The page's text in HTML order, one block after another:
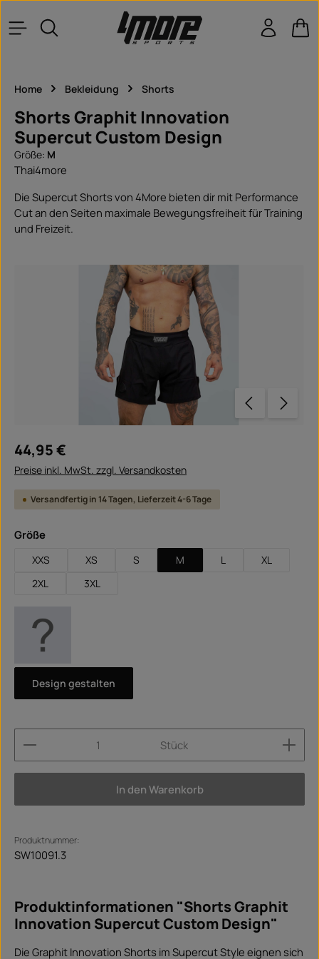
Zum Hauptinhalt springen
Home Bekleidung Shorts
Shorts Graphit Innovation
Supercut Custom Design
Größe: M
Thai4more
Die Supercut Shorts von 4More bieten dir mit Performance
Cut an den Seiten maximale Bewegungsfreiheit für Training
und Freizeit.
Bildergalerie überspringen
Regulärer Preis:
44,95 €
Preise inkl. MwSt. zzgl. Versandkosten
Versandfertig in 14 Tagen, Lieferzeit 4-6 Tage
Größeauswählen
XXS XS S M L
XL
2XL
3XL
Design gestalten
Produkt Anzahl: Gib den gewünschten Wert ein
Stück
In den Warenkorb
Produktnummer:
SW10091.3
Produktinformationen "Shorts Graphit
Innovation Supercut Custom Design"
Die Graphit Innovation Shorts im Supercut Style eignen sich